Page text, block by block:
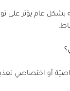
بشكل عام يؤثر على
أو اختصاصي